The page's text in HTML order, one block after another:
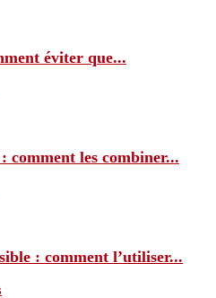
éviter que...
comment les combiner...
: comment l’utiliser...